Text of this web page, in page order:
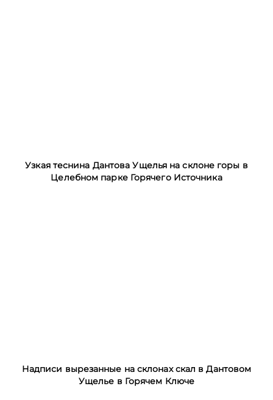
Узкая теснина Дантова Ущелья на склоне горы в
Целебном парке Горячего Источника
Надписи вырезанные на склонах скал в Дантовом
Ущелье в Горячем Ключе